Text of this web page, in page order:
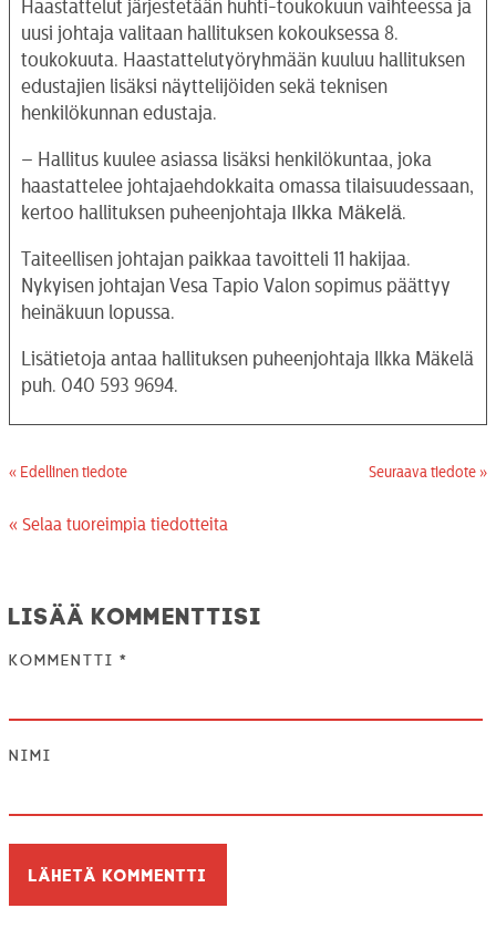
Haastattelut järjestetään huhti-toukokuun vaihteessa ja
uusi johtaja valitaan hallituksen kokouksessa 8.
toukokuuta. Haastattelutyöryhmään kuuluu hallituksen
edustajien lisäksi näyttelijöiden sekä teknisen
henkilökunnan edustaja.
– Hallitus kuulee asiassa lisäksi henkilökuntaa, joka
haastattelee johtajaehdokkaita omassa tilaisuudessaan,
kertoo hallituksen puheenjohtaja Ilkka Mäkelä.
Taiteellisen johtajan paikkaa tavoitteli 11 hakijaa.
Nykyisen johtajan Vesa Tapio Valon sopimus päättyy
heinäkuun lopussa.
Lisätietoja antaa hallituksen puheenjohtaja Ilkka Mäkelä
puh. 040 593 9694.
« Edellinen tiedote Seuraava tiedote »
« Selaa tuoreimpia tiedotteita
Lisää kommenttisi
Kommentti *
Nimi